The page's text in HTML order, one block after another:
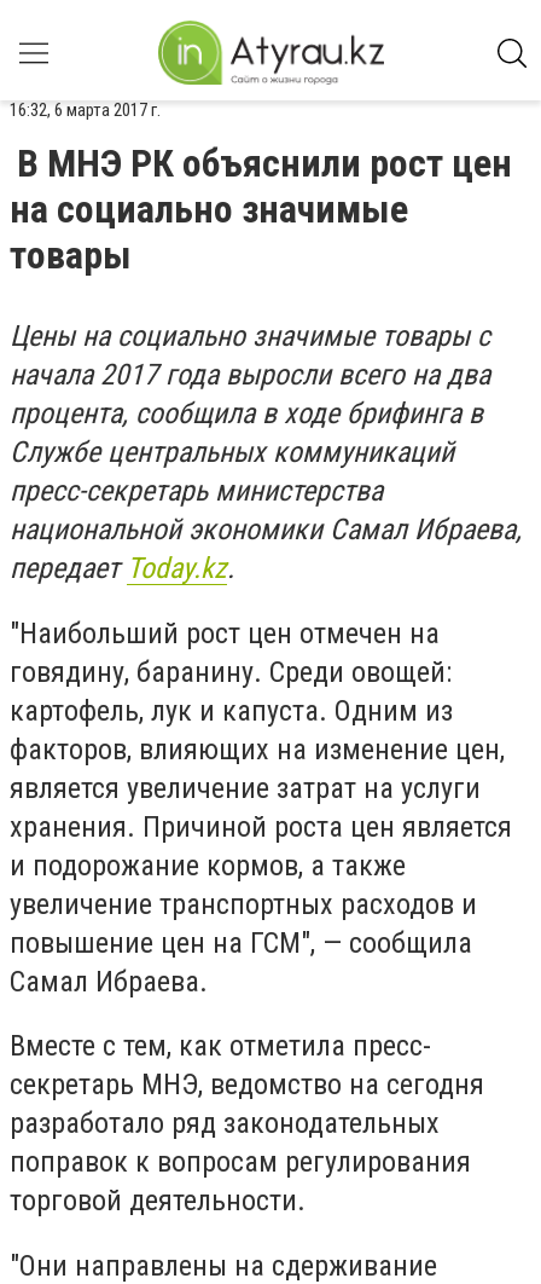
16:32, 6 марта 2017 г.
В МНЭ РК объяснили рост цен
на социально значимые
товары
Цены на социально значимые товары с
начала 2017 года выросли всего на два
процента, сообщила в ходе брифинга в
Службе центральных коммуникаций
пресс-секретарь министерства
национальной экономики Самал Ибраева,
передает Today.kz.
"Наибольший рост цен отмечен на
говядину, баранину. Среди овощей:
картофель, лук и капуста. Одним из
факторов, влияющих на изменение цен,
является увеличение затрат на услуги
хранения. Причиной роста цен является
и подорожание кормов, а также
увеличение транспортных расходов и
повышение цен на ГСМ", — сообщила
Самал Ибраева.
Вместе с тем, как отметила пресс-
секретарь МНЭ, ведомство на сегодня
разработало ряд законодательных
поправок к вопросам регулирования
торговой деятельности.
"Они направлены на сдерживание